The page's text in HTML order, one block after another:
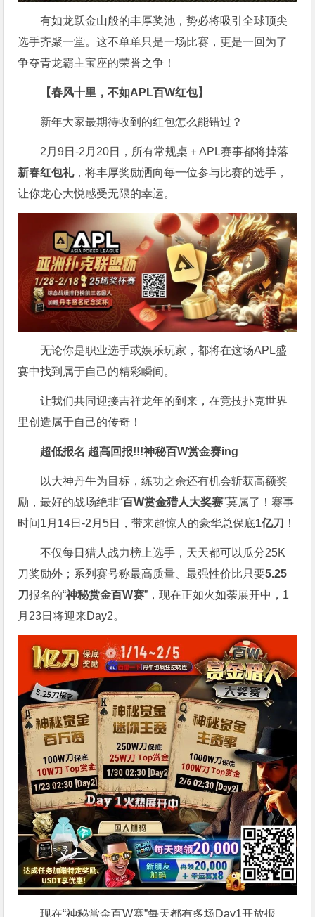
有如龙跃金山般的丰厚奖池，势必将吸引全球顶尖
选手齐聚一堂。这不单单只是一场比赛，更是一回为了
争夺青龙霸主宝座的荣誉之争！
【春风十里，不如APL百W红包】
新年大家最期待收到的红包怎么能错过？
2月9日-2月20日，所有常规桌＋APL赛事都将掉落
新春红包礼，将丰厚奖励洒向每一位参与比赛的选手，
让你龙心大悦感受无限的幸运。
无论你是职业选手或娱乐玩家，都将在这场APL盛
宴中找到属于自己的精彩瞬间。
让我们共同迎接吉祥龙年的到来，在竞技扑克世界
里创造属于自己的传奇！
超低报名 超高回报!!!神秘百W赏金赛ing
以大神丹牛为目标，练功之余还有机会斩获高额奖
励，最好的战场绝非“百W赏金猎人大奖赛”莫属了！赛事
时间1月14日-2月5日，带来超惊人的豪华总保底1亿刀 ！
不仅每日猎人战力榜上选手，天天都可以瓜分25K
刀奖励外；系列赛号称最高质量、最强性价比只要5.25
刀报名的“神秘赏金百W赛”，现在正如火如荼展开中，1
月23日将迎来Day2。
现在“神秘赏金百W赛”每天都有多场Day1开放报